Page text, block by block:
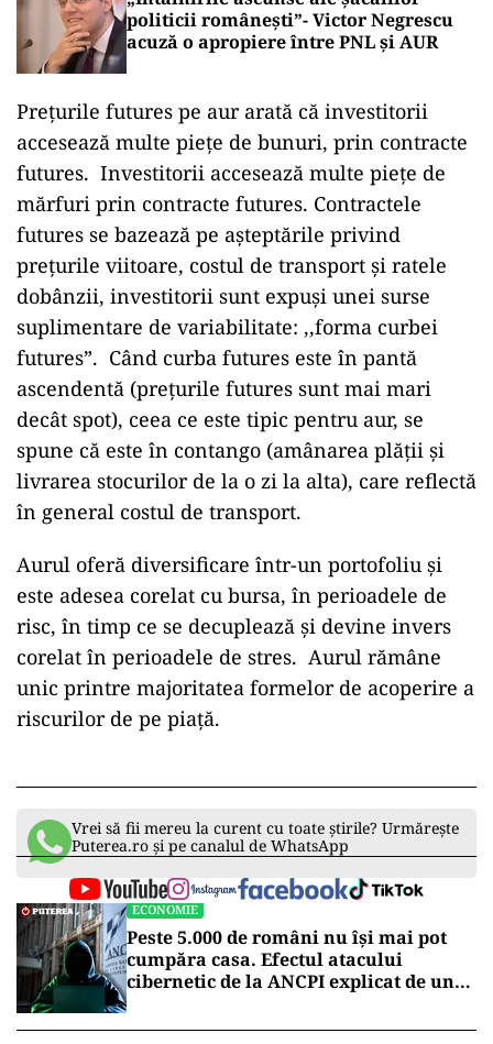
politicii românești”- Victor Negrescu
acuză o apropiere între PNL și AUR
Prețurile futures pe aur arată că investitorii
accesează multe piețe de bunuri, prin contracte
futures. Investitorii accesează multe piețe de
mărfuri prin contracte futures. Contractele
futures se bazează pe așteptările privind
prețurile viitoare, costul de transport și ratele
dobânzii, investitorii sunt expuși unei surse
suplimentare de variabilitate: ,,forma curbei
futures”. Când curba futures este în pantă
ascendentă (prețurile futures sunt mai mari
decât spot), ceea ce este tipic pentru aur, se
spune că este în contango (amânarea plății și
livrarea stocurilor de la o zi la alta), care reflectă
în general costul de transport.
Aurul oferă diversificare într-un portofoliu și
este adesea corelat cu bursa, în perioadele de
risc, în timp ce se decuplează și devine invers
corelat în perioadele de stres. Aurul rămâne
unic printre majoritatea formelor de acoperire a
riscurilor de pe piață.
Vrei să fii mereu la curent cu toate știrile? Urmărește
Puterea.ro și pe canalul de WhatsApp
ECONOMIE
Peste 5.000 de români nu își mai pot
cumpăra casa. Efectul atacului
cibernetic de la ANCPI explicat de un